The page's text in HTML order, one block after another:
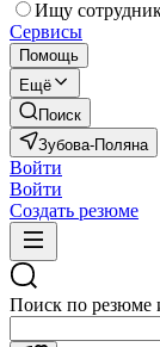
Ищу
Сервисы
Помощь
Ещё
Поиск
Зубова-Поляна
Войти
Войти
Создать резюме
Поиск по резюме